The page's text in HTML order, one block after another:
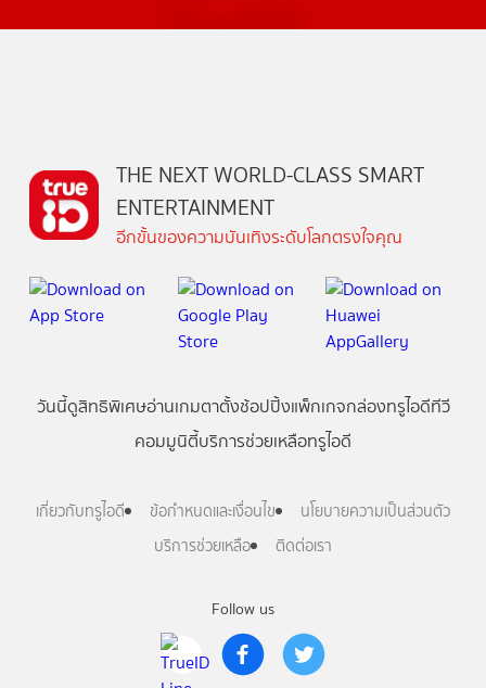
Follow us
THE NEXT WORLD-CLASS SMART
ENTERTAINMENT
อีกขั้นของความบันเทิงระดับโลกตรงใจคุณ
วันนี้ดูสิทธิพิเศษอ่านเกมตาตั้งช้อปปิ้งแพ็กเกจกล่องทรูไอดีทีวี
คอมมูนิตี้บริการช่วยเหลือทรูไอดี
เกี่ยวกับทรูไอดี ข้อกำหนดและเงื่อนไข
นโยบายความเป็นส่วนตัว
บริการช่วยเหลือ
ติดต่อเรา